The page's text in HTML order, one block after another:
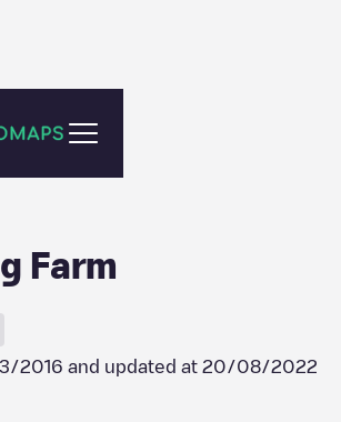
Farm
2016 and updated at 20/08/2022